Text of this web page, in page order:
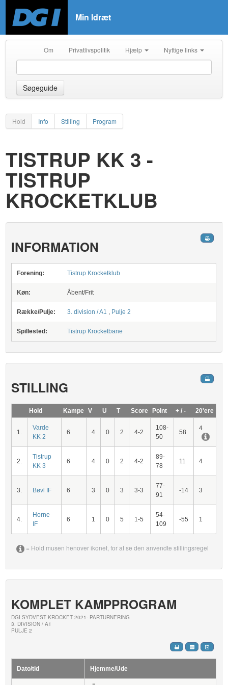
Min Idræt
Om Privatlivspolitik Hjælp Nyttige links
Søgeguide
Hold Info Stilling Program
TISTRUP KK 3 -
TISTRUP
KROCKETKLUB
INFORMATION
Forening: Tistrup Krocketklub
Køn: Åbent/Frit
Række/Pulje: 3. division / A1 , Pulje 2
Spillested: Tistrup Krocketbane
STILLING
Hold Kampe V U T Score Point + / - 20'ere
1.
Varde
KK 2
6 4 0 2 4-2
108-
50
58
4
2.
Tistrup
KK 3
6 4 0 2 4-2
89-
78
11 4
3. Bøvl IF 6 3 0 3 3-3
77-
91
-14 3
4.
Horne
IF
6 1 0 5 1-5
54-
109
-55 1
= Hold musen henover ikonet, for at se den anvendte stillingsregel
KOMPLET KAMPPROGRAM
DGI SYDVEST KROCKET 2021- PARTURNERING
3. DIVISION / A1
PULJE 2
Dato/tid Hjemme/Ude